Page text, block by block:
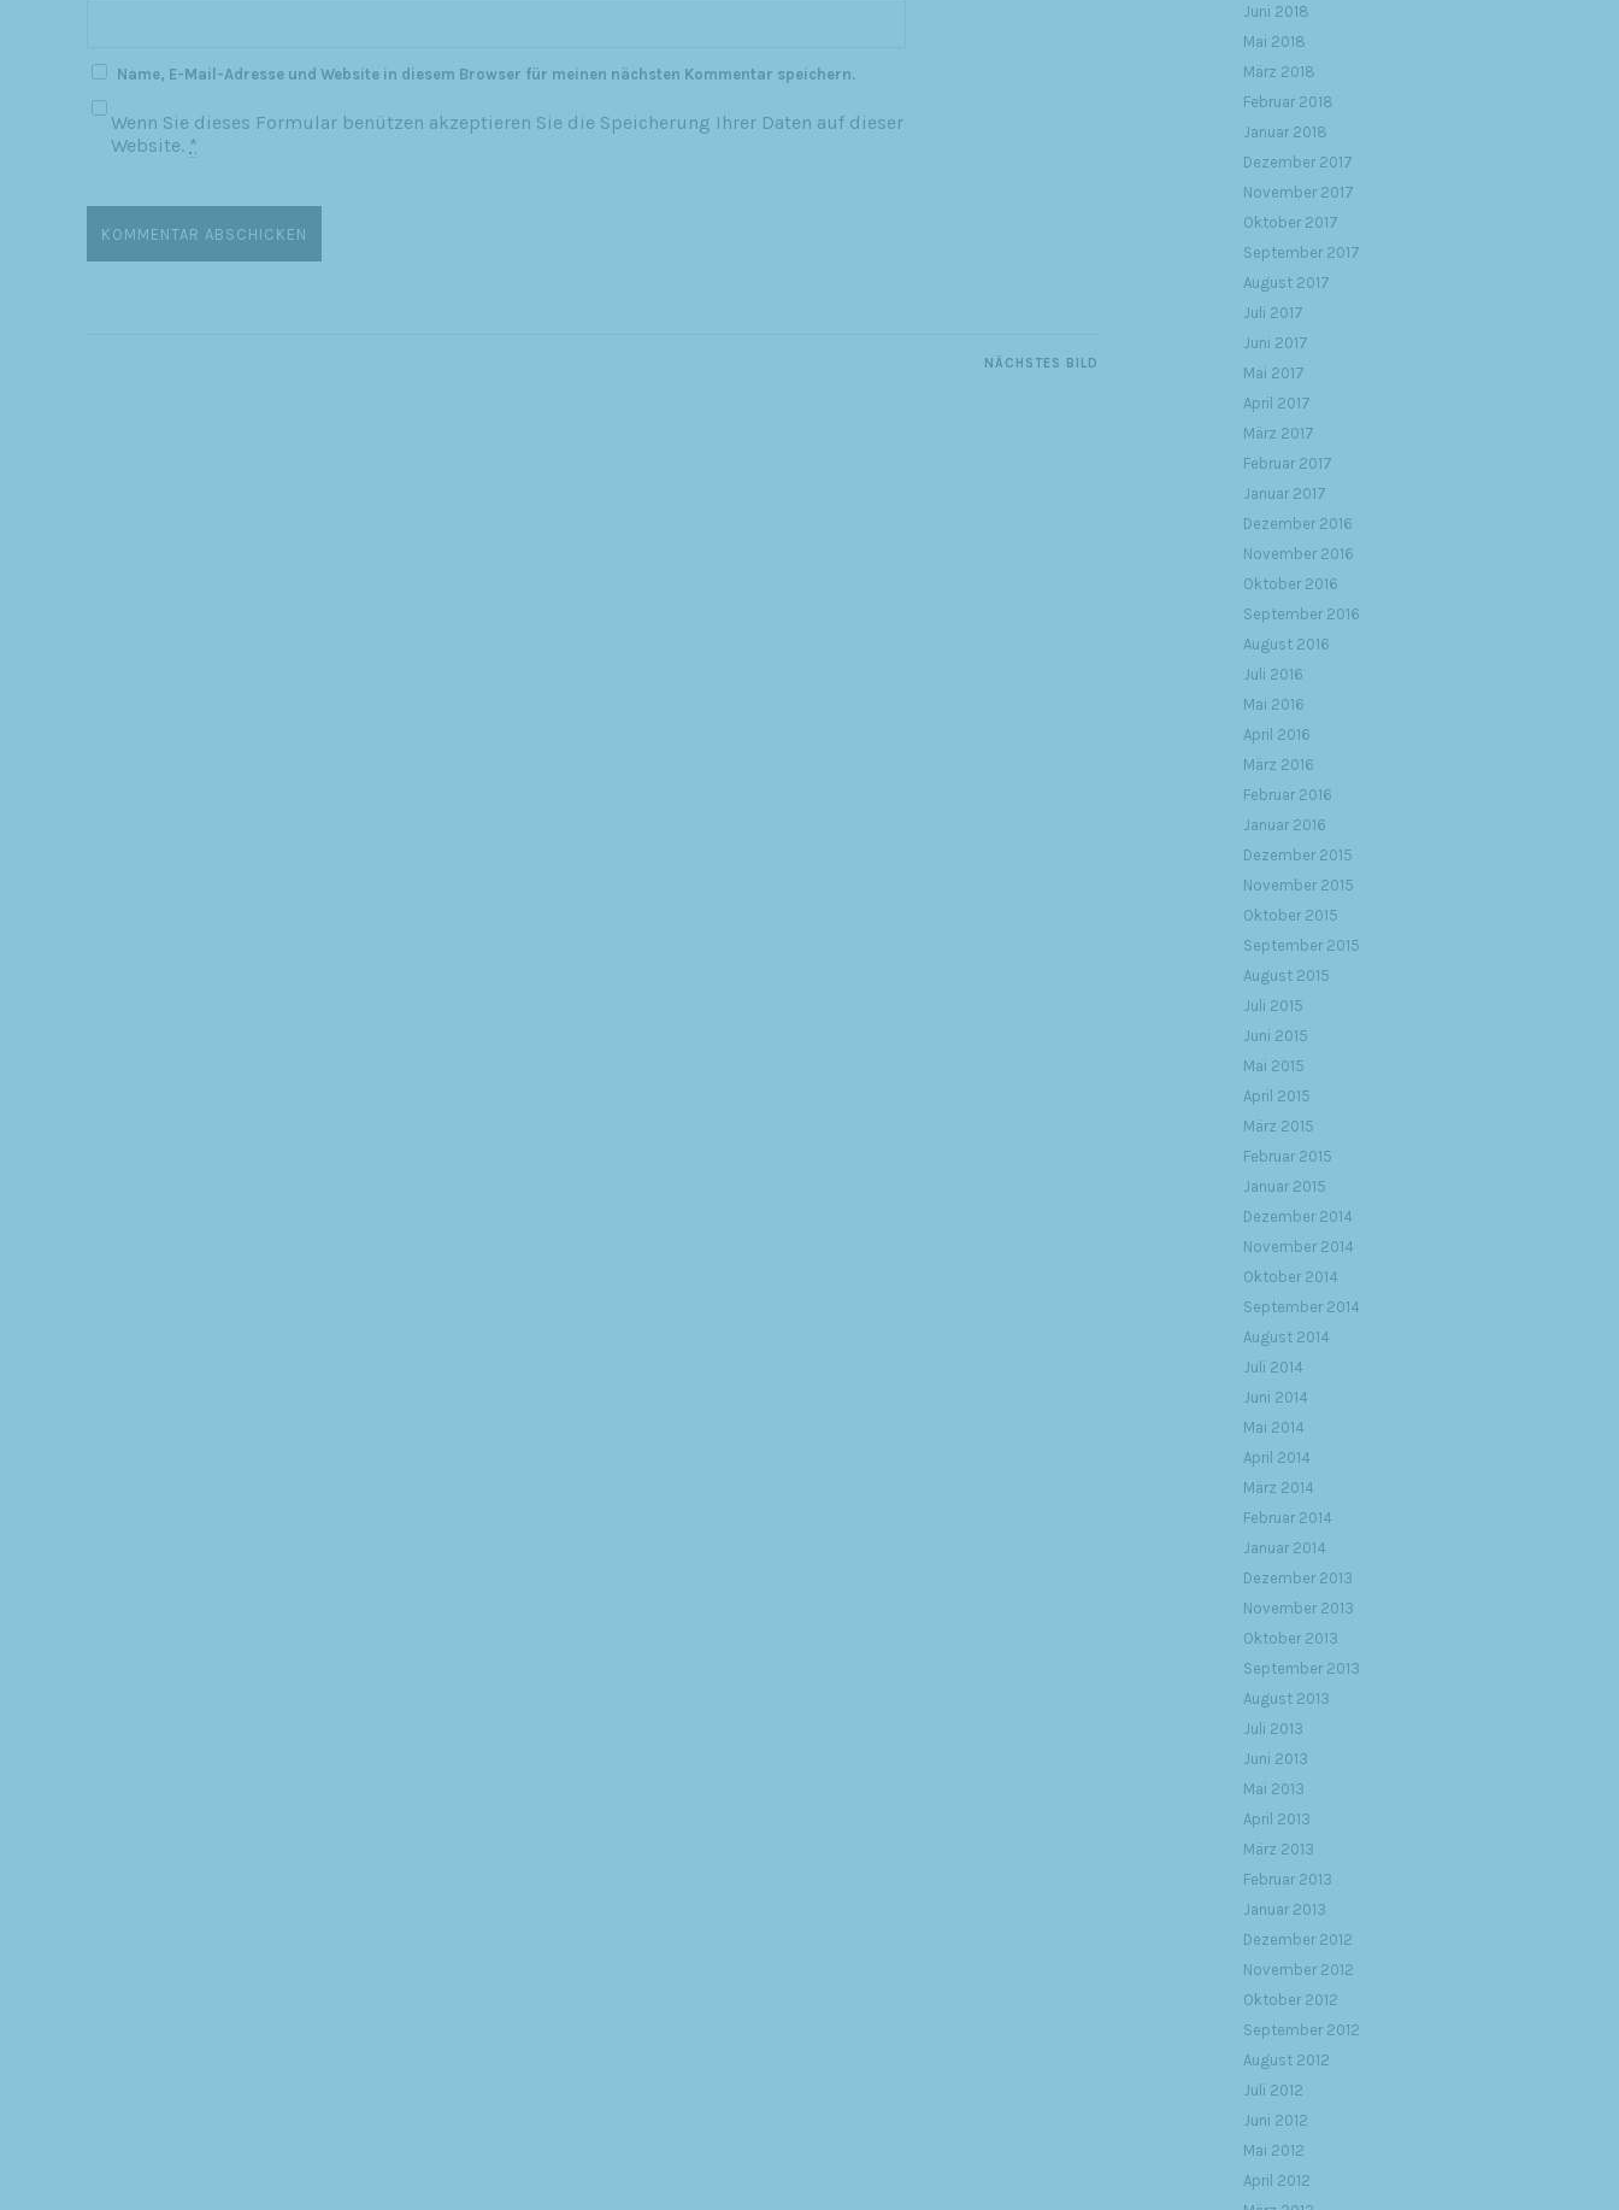
Name, E-Mail-Adresse und Website in diesem Browser für meinen nächsten Kommentar speichern.
Wenn Sie dieses Formular benützen akzeptieren Sie die Speicherung Ihrer Daten auf dieser
Website. *
NÄCHSTES BILD
Juni 2018
Mai 2018
März 2018
Februar 2018
Januar 2018
Dezember 2017
November 2017
Oktober 2017
September 2017
August 2017
Juli 2017
Juni 2017
Mai 2017
April 2017
März 2017
Februar 2017
Januar 2017
Dezember 2016
November 2016
Oktober 2016
September 2016
August 2016
Juli 2016
Mai 2016
April 2016
März 2016
Februar 2016
Januar 2016
Dezember 2015
November 2015
Oktober 2015
September 2015
August 2015
Juli 2015
Juni 2015
Mai 2015
April 2015
März 2015
Februar 2015
Januar 2015
Dezember 2014
November 2014
Oktober 2014
September 2014
August 2014
Juli 2014
Juni 2014
Mai 2014
April 2014
März 2014
Februar 2014
Januar 2014
Dezember 2013
November 2013
Oktober 2013
September 2013
August 2013
Juli 2013
Juni 2013
Mai 2013
April 2013
März 2013
Februar 2013
Januar 2013
Dezember 2012
November 2012
Oktober 2012
September 2012
August 2012
Juli 2012
Juni 2012
Mai 2012
April 2012